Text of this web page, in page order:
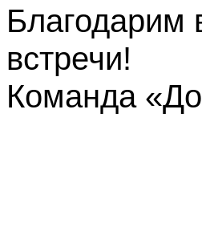
Благодарим
встречи!
Команда